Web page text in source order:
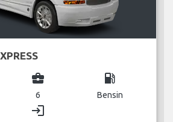
business_center
6
local_gas_station
Bensin
login